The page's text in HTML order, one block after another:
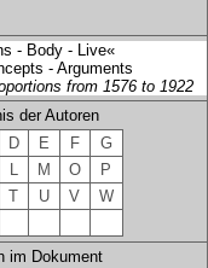
- Body - Live«
- Arguments
from 1576 to 1922
der Autoren
D E F
G
L M O
P
T U V
W
im Dokument